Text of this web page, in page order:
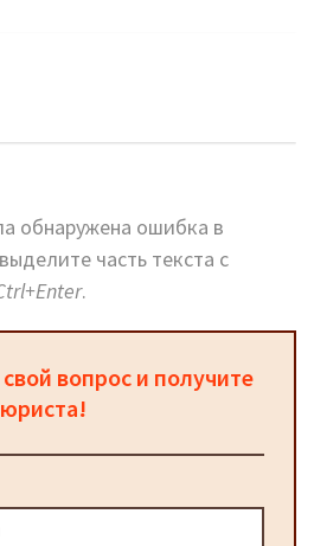
обнаружена ошибка в
часть текста с
.
вопрос и получите